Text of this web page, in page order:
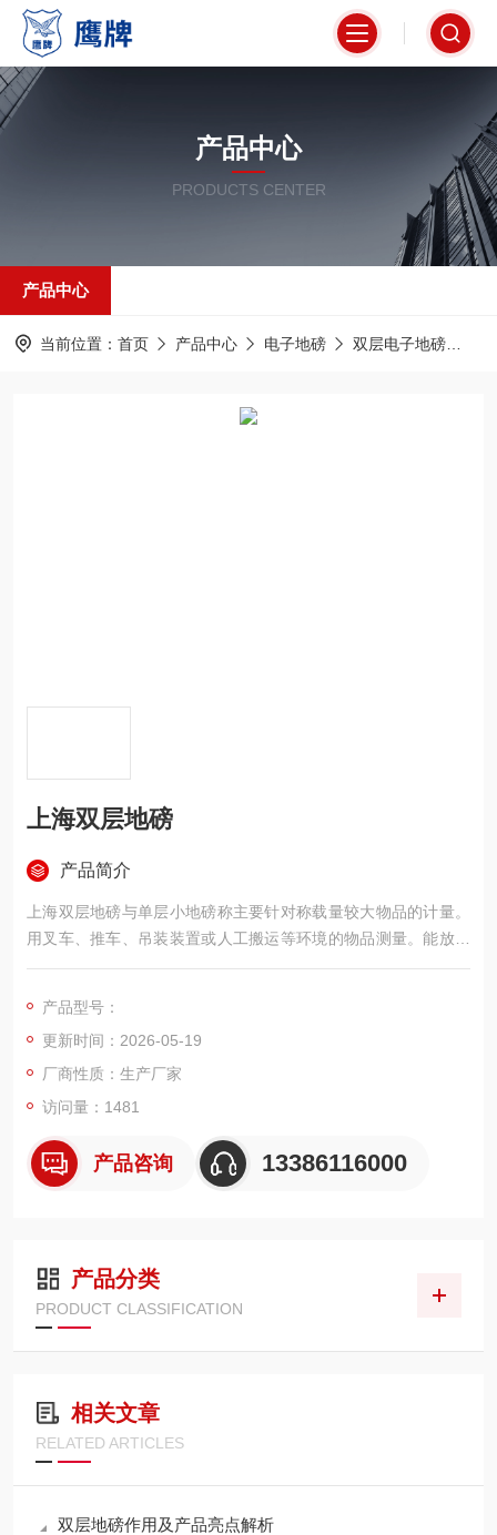
产品中心
PRODUCTS CENTER
产品中心
当前位置： 首页 产品中心 电子地磅 双层电子地磅
上海双层地磅
产品简介
上海双层地磅与单层小地磅称主要针对称载量较大物品的计量。
用叉车、推车、吊装装置或人工搬运等环境的物品测量。能放置
于平整的地面使用。或在地面挖定深度的凹槽基坑，将地磅放置
产品型号：
更新时间：2026-05-19
厂商性质：生产厂家
访问量：1481
产品咨询 13386116000
产品分类
PRODUCT CLASSIFICATION
相关文章
RELATED ARTICLES
双层地磅作用及产品亮点解析